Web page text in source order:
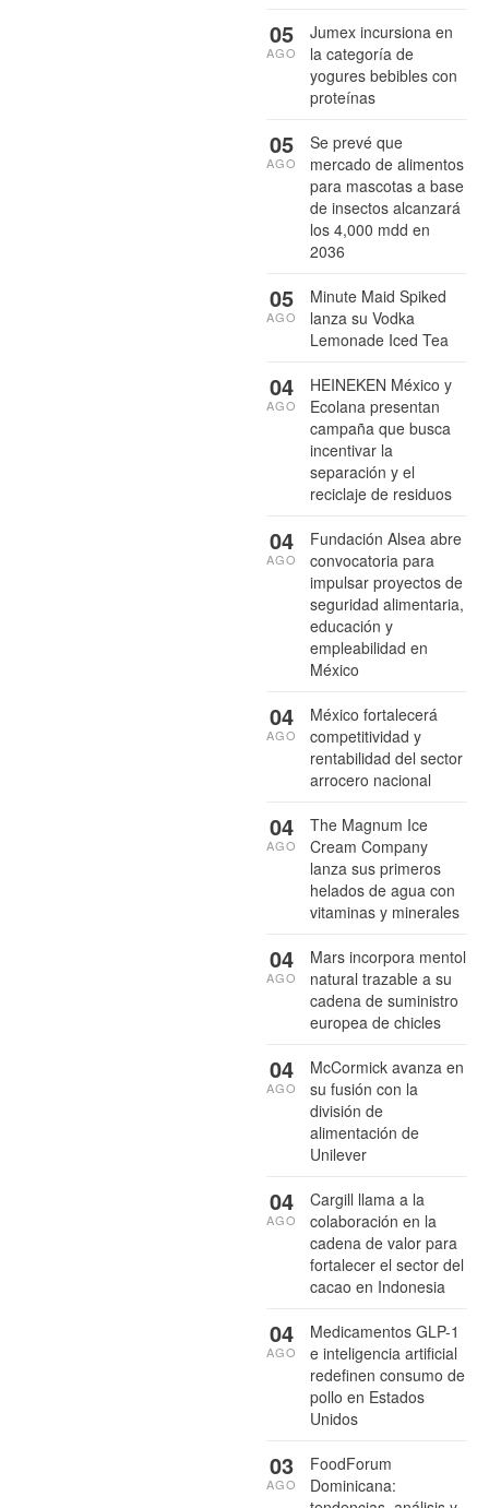
Jumex incursiona en
la categoría de
yogures bebibles con
proteínas
05
AGO
Se prevé que
mercado de alimentos
para mascotas a base
de insectos alcanzará
los 4,000 mdd en
2036
05
AGO
Minute Maid Spiked
lanza su Vodka
Lemonade Iced Tea
05
AGO
HEINEKEN México y
Ecolana presentan
campaña que busca
incentivar la
separación y el
reciclaje de residuos
04
AGO
Fundación Alsea abre
convocatoria para
impulsar proyectos de
seguridad alimentaria,
educación y
empleabilidad en
México
04
AGO
México fortalecerá
competitividad y
rentabilidad del sector
arrocero nacional
04
AGO
The Magnum Ice
Cream Company
lanza sus primeros
helados de agua con
vitaminas y minerales
04
AGO
Mars incorpora mentol
natural trazable a su
cadena de suministro
europea de chicles
04
AGO
McCormick avanza en
su fusión con la
división de
alimentación de
Unilever
04
AGO
Cargill llama a la
colaboración en la
cadena de valor para
fortalecer el sector del
cacao en Indonesia
04
AGO
Medicamentos GLP-1
e inteligencia artificial
redefinen consumo de
pollo en Estados
Unidos
04
AGO
FoodForum
Dominicana:
03
AGO